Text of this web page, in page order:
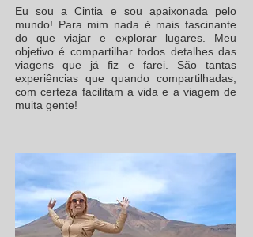
Eu sou a Cintia e sou apaixonada pelo
mundo! Para mim nada é mais fascinante
do que viajar e explorar lugares. Meu
objetivo é compartilhar todos detalhes das
viagens que já fiz e farei. São tantas
experiências que quando compartilhadas,
com certeza facilitam a vida e a viagem de
muita gente!